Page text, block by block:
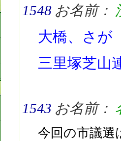
1548 お名前：
大橋、さが
三里塚芝山
1543 お名前：
今回の市議選